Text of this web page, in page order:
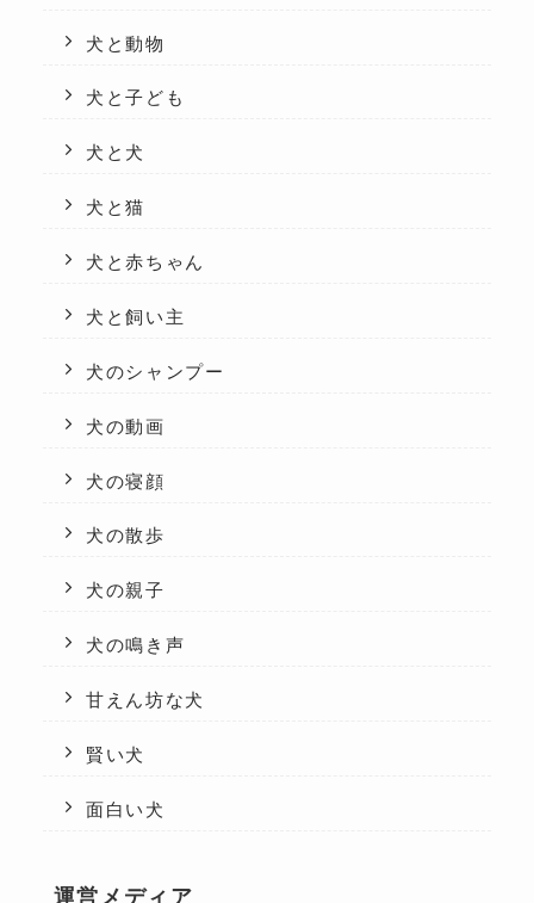
犬と動物
犬と子ども
犬と犬
犬と猫
犬と赤ちゃん
犬と飼い主
犬のシャンプー
犬の動画
犬の寝顔
犬の散歩
犬の親子
犬の鳴き声
甘えん坊な犬
賢い犬
面白い犬
運営メディア